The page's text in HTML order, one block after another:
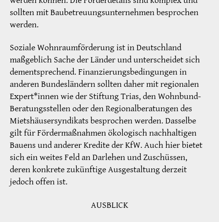
sollten mit Baubetreuungsunternehmen besprochen
werden.
Soziale Wohnraumförderung ist in Deutschland
maßgeblich Sache der Länder und unterscheidet sich
dementsprechend. Finanzierungsbedingungen in
anderen Bundesländern sollten daher mit regionalen
Expert*innen wie der ­Stiftung Trias, den Wohnbund-
Beratungsstellen oder den Regionalberatungen des
Mietshäusersyndikats besprochen werden. Dasselbe
gilt für Fördermaßnahmen ökologisch nachhaltigen
Bauens und anderer Kredite der KfW. Auch hier bietet
sich ein weites Feld an Darlehen und Zuschüssen,
deren konkrete zukünftige Ausgestaltung derzeit
jedoch offen ist.
AUSBLICK